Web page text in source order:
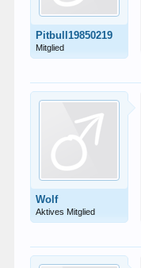
Pitbull19850219
Mitglied
Wolf
Aktives Mitglied